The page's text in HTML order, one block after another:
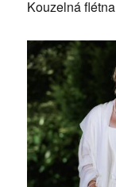
Kouzelná flétna